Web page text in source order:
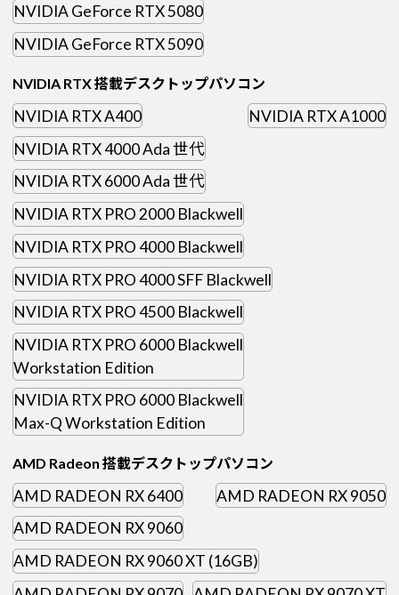
NVIDIA GeForce RTX 5080
NVIDIA GeForce RTX 5090
NVIDIA RTX 搭載デスクトップパソコン
NVIDIA RTX A400
NVIDIA RTX A1000
NVIDIA RTX 4000 Ada 世代
NVIDIA RTX 6000 Ada 世代
NVIDIA RTX PRO 2000 Blackwell
NVIDIA RTX PRO 4000 Blackwell
NVIDIA RTX PRO 4000 SFF Blackwell
NVIDIA RTX PRO 4500 Blackwell
NVIDIA RTX PRO 6000 Blackwell
Workstation Edition
NVIDIA RTX PRO 6000 Blackwell
Max-Q Workstation Edition
AMD Radeon 搭載デスクトップパソコン
AMD RADEON RX 6400
AMD RADEON RX 9050
AMD RADEON RX 9060
AMD RADEON RX 9060 XT (16GB)